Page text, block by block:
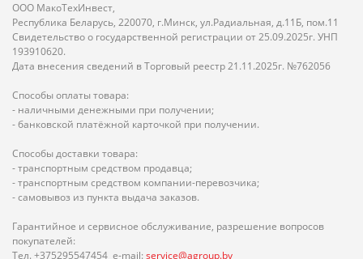
ООО МакоТехИнвест,
Республика Беларусь, 220070, г.Минск, ул.Радиальная, д.11Б, пом.11
Свидетельство о государственной регистрации от 25.09.2025г. УНП
193910620.
Дата внесения сведений в Торговый реестр 21.11.2025г. №762056
Способы оплаты товара:
- наличными денежными при получении;
- банковской платёжной карточкой при получении.
Способы доставки товара:
- транспортным средством продавца;
- транспортным средством компании-перевозчика;
- самовывоз из пункта выдача заказов.
Гарантийное и сервисное обслуживание, разрешение вопросов
покупателей:
Тел. +375295547454 e-mail: service@agroup.by